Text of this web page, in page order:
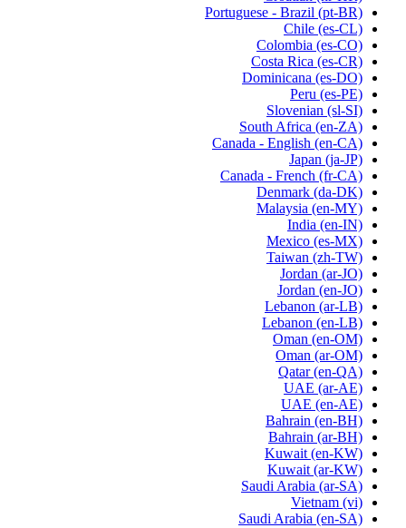
Portuguese - Brazil (pt-BR)
Chile (es-CL)
Colombia (es-CO)
Costa Rica (es-CR)
Dominicana (es-DO)
Peru (es-PE)
Slovenian (sl-SI)
South Africa (en-ZA)
Canada - English (en-CA)
Japan (ja-JP)
Canada - French (fr-CA)
Denmark (da-DK)
Malaysia (en-MY)
India (en-IN)
Mexico (es-MX)
Taiwan (zh-TW)
Jordan (ar-JO)
Jordan (en-JO)
Lebanon (ar-LB)
Lebanon (en-LB)
Oman (en-OM)
Oman (ar-OM)
Qatar (en-QA)
UAE (ar-AE)
UAE (en-AE)
Bahrain (en-BH)
Bahrain (ar-BH)
Kuwait (en-KW)
Kuwait (ar-KW)
Saudi Arabia (ar-SA)
Vietnam (vi)
Saudi Arabia (en-SA)